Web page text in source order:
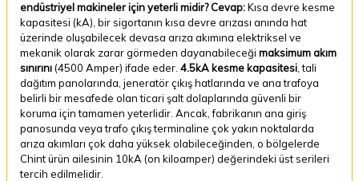
endüstriyel makineler için yeterli midir?Cevap:Kısa devre kesme
kapasitesi (kA), bir sigortanın kısa devre arızası anında hat
üzerinde oluşabilecek devasa arıza akımına elektriksel ve
mekanik olarak zarar görmeden dayanabileceği maksimum akım
sınırını (4500 Amper) ifade eder. 4.5kA kesme kapasitesi , tali
dağıtım panolarında, jeneratör çıkış hatlarında ve ana trafoya
belirli bir mesafede olan ticari şalt dolaplarında güvenli bir
koruma için tamamen yeterlidir. Ancak, fabrikanın ana giriş
panosunda veya trafo çıkış terminaline çok yakın noktalarda
arıza akımları çok daha yüksek olabileceğinden, o bölgelerde
Chint ürün ailesinin 10kA (on kiloamper) değerindeki üst serileri
tercih edilmelidir.